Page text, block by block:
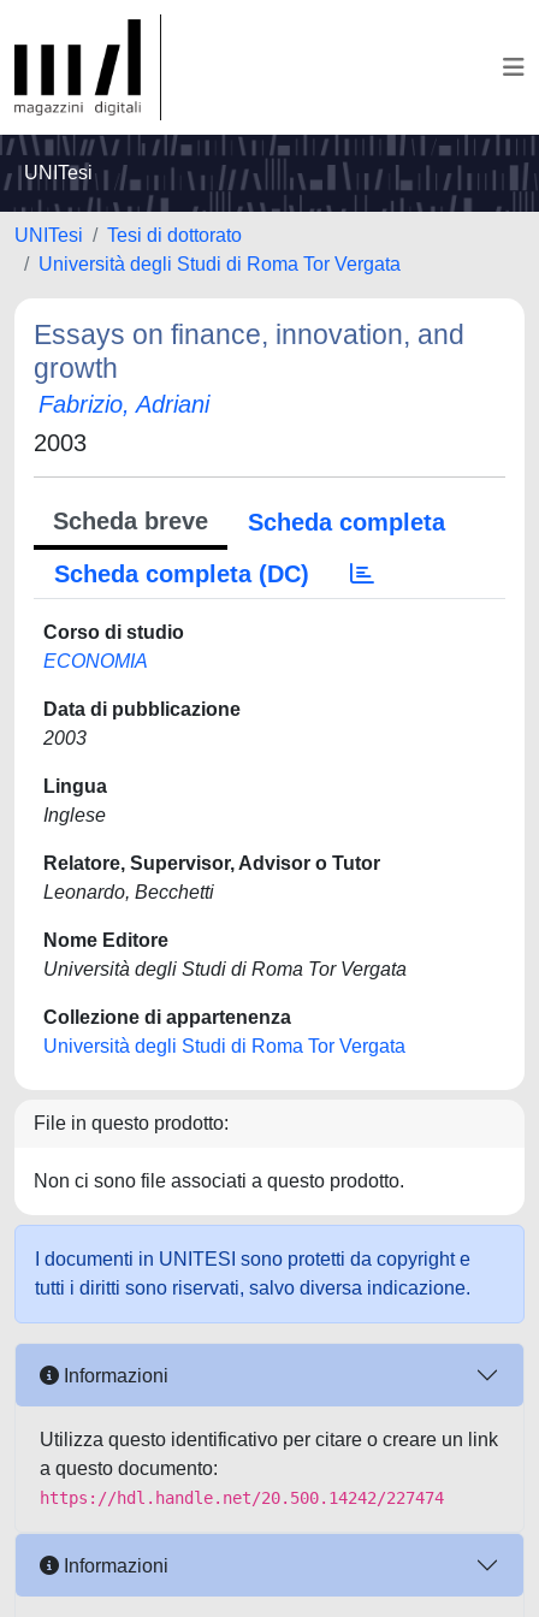
UNITesi
UNITesi
Tesi di dottorato
Università degli Studi di Roma Tor Vergata
Essays on finance, innovation, and
growth
Fabrizio, Adriani
2003
Scheda breve
Scheda completa
Scheda completa (DC)
Corso di studio
ECONOMIA
Data di pubblicazione
2003
Lingua
Inglese
Relatore, Supervisor, Advisor o Tutor
Leonardo, Becchetti
Nome Editore
Università degli Studi di Roma Tor Vergata
Collezione di appartenenza
Università degli Studi di Roma Tor Vergata
File in questo prodotto:
Non ci sono file associati a questo prodotto.
I documenti in UNITESI sono protetti da copyright e
tutti i diritti sono riservati, salvo diversa indicazione.
Informazioni
Utilizza questo identificativo per citare o creare un link
a questo documento:
https://hdl.handle.net/20.500.14242/227474
Informazioni